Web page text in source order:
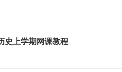
史上学期网课教程